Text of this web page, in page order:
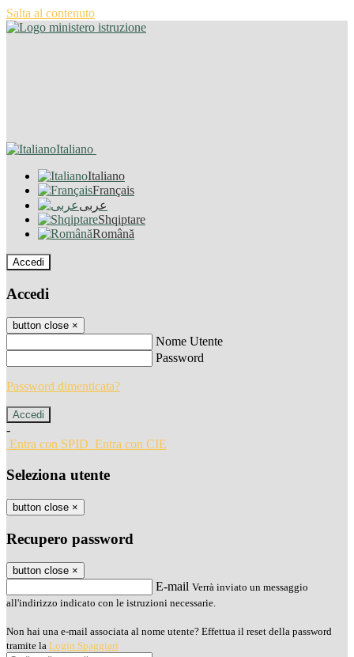
Salta al contenuto
Italiano
Italiano
Français
عربى
Shqiptare
Română
Accedi
Accedi
button close ×
Nome Utente
Password
Password dimenticata?
-
Entra con SPID Entra con CIE
Seleziona utente
button close ×
Recupero password
button close ×
E-mail Verrà inviato un messaggio
all'indirizzo indicato con le istruzioni necessarie.
Non hai una e-mail associata al nome utente? Effettua il reset della password
tramite la Login Spaggiari